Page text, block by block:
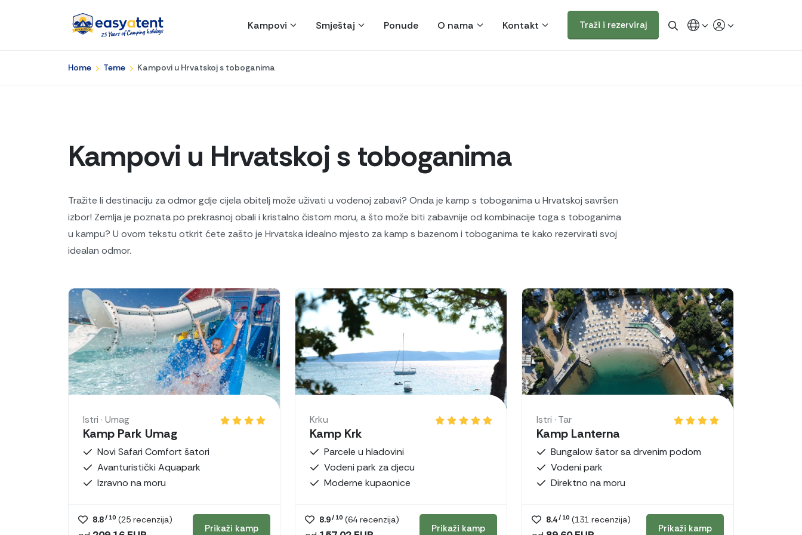
Kampovi Smještaj Ponude O nama Kontakt Traži i rezerviraj
Home Teme Kampovi u Hrvatskoj s toboganima
Kampovi u Hrvatskoj s toboganima
Tražite li destinaciju za odmor gdje cijela obitelj može uživati u vodenoj zabavi? Onda je kamp s toboganima u Hrvatskoj savršen
izbor! Zemlja je poznata po prekrasnoj obali i kristalno čistom moru, a što može biti zabavnije od kombinacije toga s toboganima
u kampu? U ovom tekstu otkrit ćete zašto je Hrvatska idealno mjesto za kamp s bazenom i toboganima te kako rezervirati svoj
idealan odmor.
Istri · Umag
Kamp Park Umag
Novi Safari Comfort šatori
Avanturistički Aquapark
Izravno na moru
8.8/ 10 (25 recenzija)
Prikaži kamp
Krku
Kamp Krk
Parcele u hladovini
Vodeni park za djecu
Moderne kupaonice
8.9/ 10 (64 recenzija)
Prikaži kamp
Istri · Tar
Kamp Lanterna
Bungalow šator sa drvenim podom
Vodeni park
Direktno na moru
8.4/ 10 (131 recenzija)
Prikaži kamp